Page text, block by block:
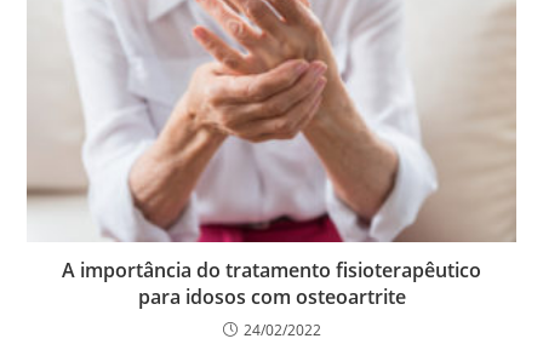
A importância do tratamento fisioterapêutico
para idosos com osteoartrite
24/02/2022